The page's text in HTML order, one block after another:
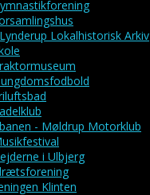
Lokalhistorisk Arkiv
- Møldrup Motorklub
i Ulbjerg
Klinten